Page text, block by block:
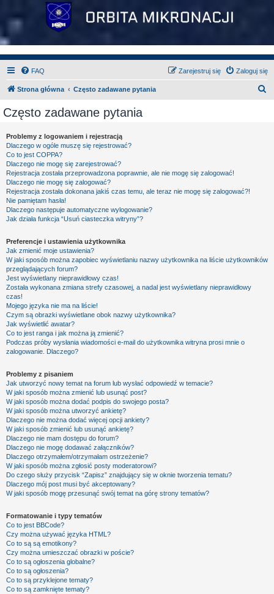
FAQ Zaloguj się
Zarejestruj się
Strona główna Często zadawane pytania
Często zadawane pytania
Problemy z logowaniem i rejestracją
Dlaczego w ogóle muszę się rejestrować?
Co to jest COPPA?
Dlaczego nie mogę się zarejestrować?
Rejestracja została przeprowadzona poprawnie, ale nie mogę się zalogować!
Dlaczego nie mogę się zalogować?
Rejestracja została dokonana jakiś czas temu, ale teraz nie mogę się zalogować?!
Nie pamiętam hasła!
Dlaczego następuje automatyczne wylogowanie?
Jak działa funkcja “Usuń ciasteczka witryny”?
Preferencje i ustawienia użytkownika
Jak zmienić moje ustawienia?
W jaki sposób można zapobiec wyświetlaniu nazwy użytkownika na liście użytkowników
przeglądających forum?
Jest wyświetlany nieprawidłowy czas!
Została wykonana zmiana strefy czasowej, a nadal jest wyświetlany nieprawidłowy
czas!
Mojego języka nie ma na liście!
Czym są obrazki wyświetlane obok nazwy użytkownika?
Jak wyświetlić awatar?
Co to jest ranga i jak można ją zmienić?
Podczas próby wysłania wiadomości e-mail do użytkownika witryna prosi mnie o
zalogowanie. Dlaczego?
Problemy z pisaniem
Jak utworzyć nowy temat na forum lub wysłać odpowiedź w temacie?
W jaki sposób można zmienić lub usunąć post?
W jaki sposób można dodać podpis do swojego posta?
W jaki sposób można utworzyć ankietę?
Dlaczego nie można dodać więcej opcji ankiety?
W jaki sposób zmienić lub usunąć ankietę?
Dlaczego nie mam dostępu do forum?
Dlaczego nie mogę dodawać załączników?
Dlaczego otrzymałem/otrzymałam ostrzeżenie?
W jaki sposób można zgłosić posty moderatorowi?
Do czego służy przycisk “Zapisz” znajdujący się w oknie tworzenia tematu?
Dlaczego mój post musi być akceptowany?
W jaki sposób mogę przesunąć swój temat na górę strony tematów?
Formatowanie i typy tematów
Co to jest BBCode?
Czy można używać języka HTML?
Co to są są emotikony?
Czy można umieszczać obrazki w poście?
Co to są ogłoszenia globalne?
Co to są ogłoszenia?
Co to są przyklejone tematy?
Co to są zamknięte tematy?